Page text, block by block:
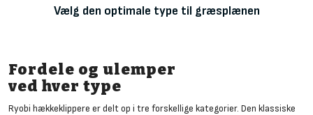
Vælg den optimale type til græsplænen
Fordele og ulemper
ved hver type
Ryobi hækkeklippere er delt op i tre forskellige kategorier. Den klassiske